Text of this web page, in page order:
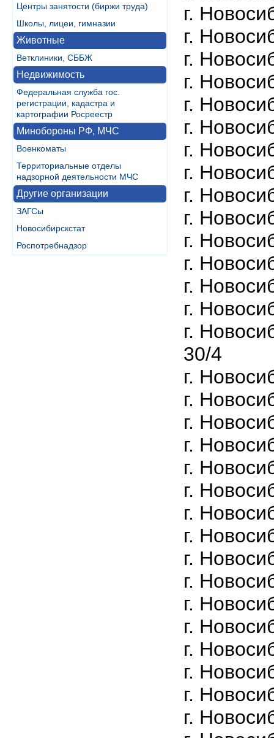
Центры занятости (биржи труда)
Школы, лицеи, гимназии
Животные
Ветклиники, СББЖ
Недвижимость
Федеральная служба гос.
регистрации, кадастра и
картографии Росреестр
Минобороны РФ, МЧС
Военкоматы
Территориальные отделы
надзорной деятельности МЧС
Другие организации
ЗАГСы
Новосибирскстат
Роспотребнадзор
г.
г.
г.
г.
г.
г.
г.
г.
г.
г.
г.
г.
г.
г.
г.
30/4
г.
г.
г.
г.
г.
г.
г.
г.
г.
г.
г.
г.
г.
г.
г.
г.